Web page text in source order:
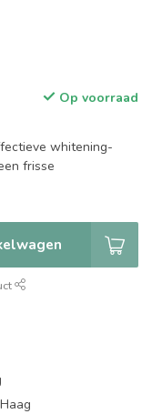
Op voorraad
whitening-
frisse